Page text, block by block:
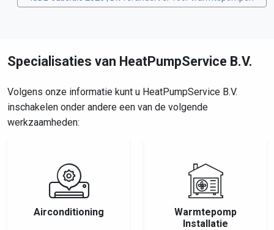
Specialisaties van HeatPumpService B.V.
Volgens onze informatie kunt u HeatPumpService B.V.
inschakelen onder andere een van de volgende
werkzaamheden:
Airconditioning
Warmtepomp
Installatie